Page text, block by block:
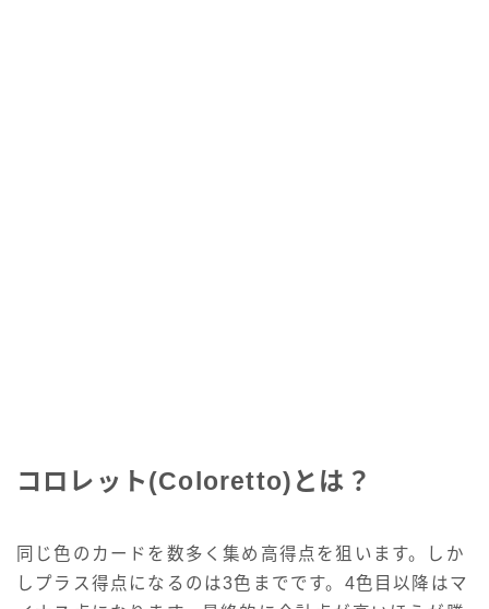
コロレット(Coloretto)とは？
同じ色のカードを数多く集め高得点を狙います。しか
しプラス得点になるのは3色までです。4色目以降はマ